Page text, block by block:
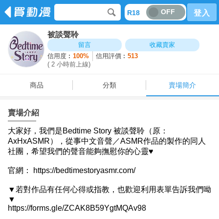
R18 OFF 登入
被談聲聆
留言
收藏賣家
信用度︰100% 信用評價︰513
( 2 小時前上線)
商品 分類 賣場簡介
賣場介紹
商品